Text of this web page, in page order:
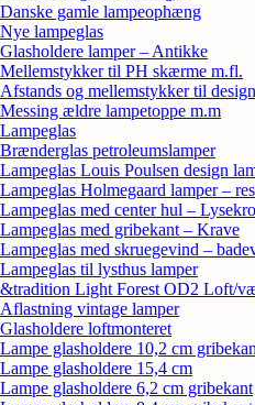
Danske gamle lampeophæng
Nye lampeglas
Glasholdere lamper – Antikke
Mellemstykker til PH skærme m.fl.
Afstands og mellemstykker til
Messing ældre lampetoppe m.m
Lampeglas
Brænderglas petroleumslamper
Lampeglas Louis Poulsen design
Lampeglas Holmegaard lamper –
Lampeglas med center hul –
Lampeglas med gribekant – Krave
Lampeglas med skruegevind –
Lampeglas til lysthus lamper
&tradition Light Forest OD2 Loft/
Aflastning vintage lamper
Glasholdere loftmonteret
Lampe glasholdere 10,2 cm
Lampe glasholdere 15,4 cm
Lampe glasholdere 6,2 cm gribekant